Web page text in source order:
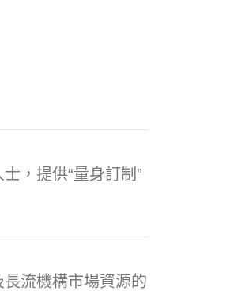
，提供“量身訂制”
流機構市場資源的